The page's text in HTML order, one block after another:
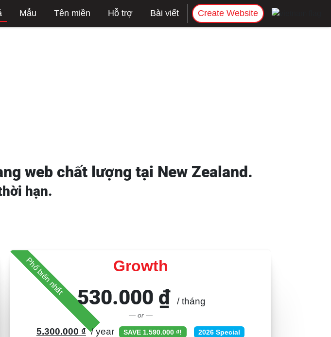
Mẫu Tên miền Hỗ trợ Bài viết Create Website
web chất lượng tại New Zealand.
hạn.
Phổ biến nhất Growth
530.000 ₫ / tháng
— or —
5.300.000 ₫/ year SAVE 1.590.000 ₫! 2026 Special